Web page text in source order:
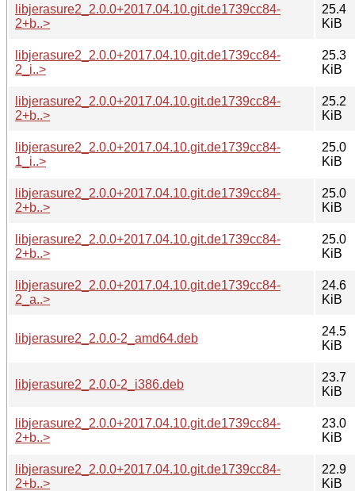
libjerasure2_2.0.0+2017.04.10.git.de1739cc84-
2+b..>
25.4
KiB
libjerasure2_2.0.0+2017.04.10.git.de1739cc84-
2_i..>
25.3
KiB
libjerasure2_2.0.0+2017.04.10.git.de1739cc84-
2+b..>
25.2
KiB
libjerasure2_2.0.0+2017.04.10.git.de1739cc84-
1_i..>
25.0
KiB
libjerasure2_2.0.0+2017.04.10.git.de1739cc84-
2+b..>
25.0
KiB
libjerasure2_2.0.0+2017.04.10.git.de1739cc84-
2+b..>
25.0
KiB
libjerasure2_2.0.0+2017.04.10.git.de1739cc84-
2_a..>
24.6
KiB
libjerasure2_2.0.0-2_amd64.deb
24.5
KiB
libjerasure2_2.0.0-2_i386.deb
23.7
KiB
libjerasure2_2.0.0+2017.04.10.git.de1739cc84-
2+b..>
23.0
KiB
libjerasure2_2.0.0+2017.04.10.git.de1739cc84-
2+b..>
22.9
KiB